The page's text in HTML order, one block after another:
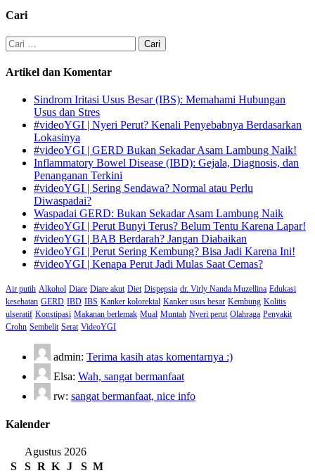
Cari
Cari
untuk:
Artikel dan Komentar
Sindrom Iritasi Usus Besar (IBS): Memahami Hubungan
Usus dan Stres
#videoYGI | Nyeri Perut? Kenali Penyebabnya Berdasarkan
Lokasinya
#videoYGI | GERD Bukan Sekadar Asam Lambung Naik!
Inflammatory Bowel Disease (IBD): Gejala, Diagnosis, dan
Penanganan Terkini
#videoYGI | Sering Sendawa? Normal atau Perlu
Diwaspadai?
Waspadai GERD: Bukan Sekadar Asam Lambung Naik
#videoYGI | Perut Bunyi Terus? Belum Tentu Karena Lapar!
#videoYGI | BAB Berdarah? Jangan Diabaikan
#videoYGI | Perut Sering Kembung? Bisa Jadi Karena Ini!
#videoYGI | Kenapa Perut Jadi Mulas Saat Cemas?
Air putih Alkohol Diare Diare akut Diet Dispepsia dr. Virly Nanda Muzellina Edukasi
kesehatan GERD IBD IBS Kanker kolorektal Kanker usus besar Kembung Kolitis
ulseratif Konstipasi Makanan berlemak Mual Muntah Nyeri perut Olahraga Penyakit
Crohn Sembelit Serat VideoYGI
admin: Terima kasih atas komentarnya :)
Elsa: Wah, sangat bermanfaat
rw: sangat bermanfaat, nice info
Kalender
Agustus 2026
S
S R K J S M